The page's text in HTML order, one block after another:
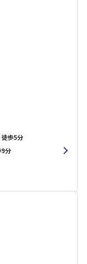
歩5分
9分